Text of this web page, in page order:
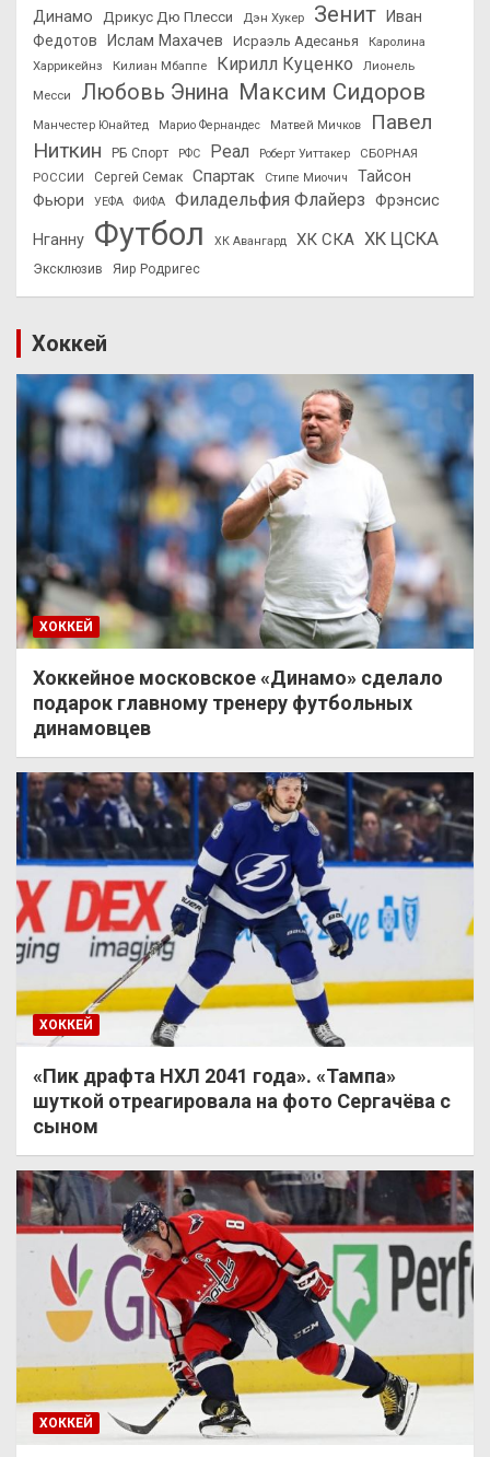
Динамо Дрикус Дю Плесси Дэн Хукер Зенит
Иван
Федотов
Ислам Махачев Исраэль Адесанья
Каролина
Харрикейнз
Килиан Мбаппе Кирилл Куценко
Лионель
Месси
Любовь Энина Максим Сидоров
Манчестер Юнайтед Марио Фернандес Матвей Мичков
Павел
Ниткин
РБ Спорт РФС Реал Роберт Уиттакер
СБОРНАЯ
РОССИИ
Сергей Семак Спартак Стипе Миочич
Тайсон
Фьюри
УЕФА ФИФА Филадельфия Флайерз Фрэнсис
Нганну Футбол ХК Авангард ХК СКА ХК ЦСКА
Эксклюзив Яир Родригес
Хоккей
ХОККЕЙ
Хоккейное московское «Динамо» сделало
подарок главному тренеру футбольных
динамовцев
ХОККЕЙ
«Пик драфта НХЛ 2041 года». «Тампа»
шуткой отреагировала на фото Сергачёва с
сыном
ХОККЕЙ